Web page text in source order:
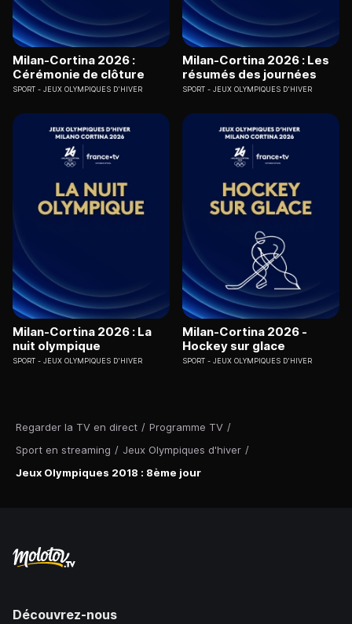
Regarder la TV en direct / Programme TV /
Sport en streaming / Jeux Olympiques d'hiver /
Jeux Olympiques 2018 : 8ème jour
Milan-Cortina 2026 :
Cérémonie de clôture
SPORT JEUX OLYMPIQUES D'HIVER
Milan-Cortina 2026 : Les
résumés des journées
SPORT JEUX OLYMPIQUES D'HIVER
Milan-Cortina 2026 : La
nuit olympique
SPORT JEUX OLYMPIQUES D'HIVER
Milan-Cortina 2026 -
Hockey sur glace
SPORT JEUX OLYMPIQUES D'HIVER
Découvrez-nous